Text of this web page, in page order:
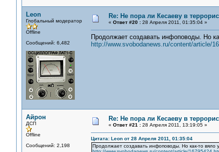
Leon
Глобальный модератор
Offline
Сообщений: 6,482
Re: Не пора ли Кесаеву в
« Ответ #20 :28 Апреля 2011, 01:35:04 »
Продолжает создавать инфоповоды. Но
http://www.svobodanews.ru/content/article/
Айрон
ДСП
Offline
Сообщений: 2,198
Re: Не пора ли Кесаеву в
« Ответ #21 :28 Апреля 2011, 13:19:05 »
Цитата: Leon от 28 Апреля 2011, 01:35:04
Продолжает создавать инфоповоды. Но как-то вяло